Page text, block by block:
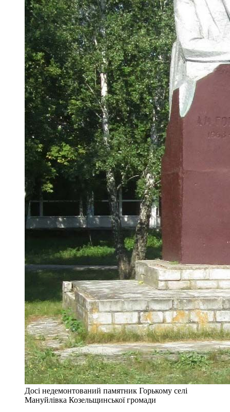
Досі недемонтований памятник Горькому селі
Мануйлівка Козельщинської громади